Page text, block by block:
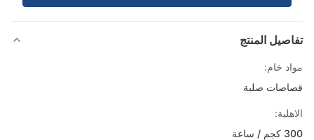
المنتج
خام:
صلبة